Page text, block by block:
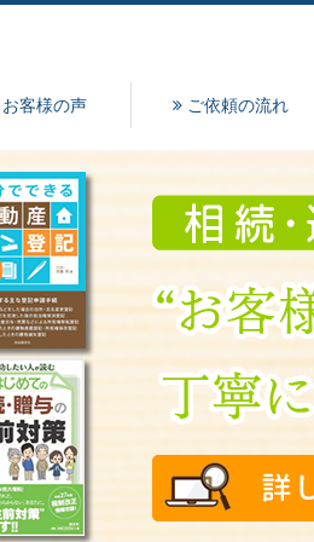
お客様の声 ご依頼の流れ